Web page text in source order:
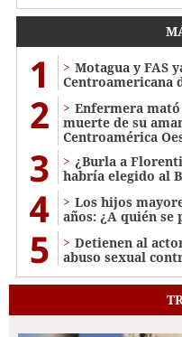
1
Motagua y FAS
Centroamericana
2
Enfermera mató
muerte de su
Centroamérica
3
¿Burla a
habría elegido al
4
Los hijos
años: ¿A quién se
5
Detienen al
abuso sexual